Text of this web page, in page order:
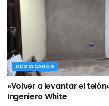
DESTACADOS
«Volver a levantar el
Ingeniero White